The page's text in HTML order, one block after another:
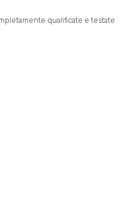
qualificate e testate